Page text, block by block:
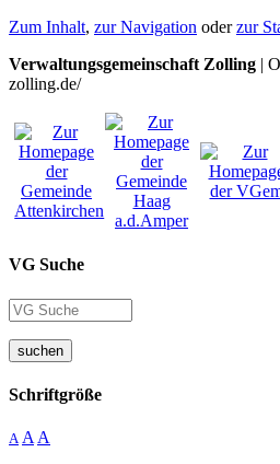
Zum Inhalt, zur Navigation oderzur
Verwaltungsgemeinschaft Zolling |
zolling.de/
VG Suche
suchen
Schriftgröße
A A A